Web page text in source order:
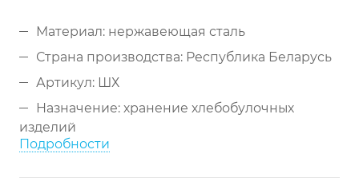
Материал: нержавеющая сталь
Страна производства: Республика Беларусь
Артикул: ШХ
Назначение: хранение хлебобулочных
изделий
Тип: напольный шкаф
Эксплуатация: новый
Подробности